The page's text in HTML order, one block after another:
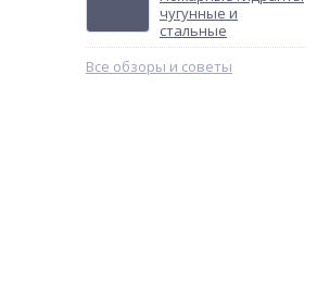
чугунные и
стальные
Все обзоры и советы